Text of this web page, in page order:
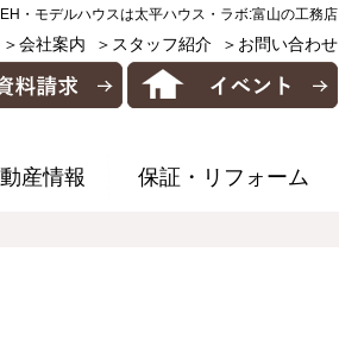
・モデルハウスは太平ハウス・ラボ:富山の工務店
＞会社案内 ＞スタッフ紹介 ＞お問い合わせ
産情報 保証・リフォーム